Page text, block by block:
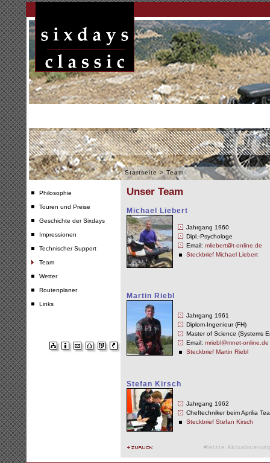
Startseite > Team
Philosophie
Touren und Preise
Geschichte der Sixdays
Impressionen
Technischer Support
Team
Wetter
Routenplaner
Links
Unser Team
Michael Liebert
Jahrgang 1960
Dipl.-Psychologe
Email: mliebert@t-online.de
Steckbrief Michael Liebert
Martin Riebl
Jahrgang 1961
Diplom-Ingenieur (FH)
Master of Science (Systems
Email: mriebl@mnet-online.de
Steckbrief Martin Riebl
Stefan Kirsch
Jahrgang 1962
Cheftechniker beim Aprilia
Steckbrief Stefan Kirsch
#letzte